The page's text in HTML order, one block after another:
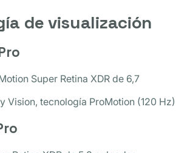
de visualización
Super Retina XDR de 6,7
Vision, tecnología ProMotion (120 Hz)